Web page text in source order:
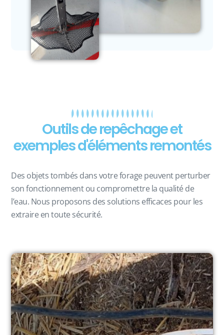
Outils de repêchage et
exemples d'éléments remontés
Des objets tombés dans votre forage peuvent perturber
son fonctionnement ou compromettre la qualité de
l’eau. Nous proposons des solutions efficaces pour les
extraire en toute sécurité.